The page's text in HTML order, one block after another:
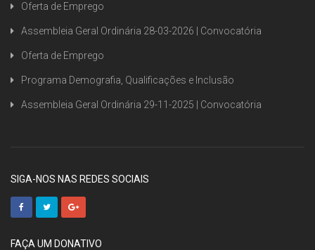
Oferta de Emprego
Assembleia Geral Ordinária 28-03-2026 | Convocatória
Oferta de Emprego
Programa Demografia, Qualificações e Inclusão
Assembleia Geral Ordinária 29-11-2025 | Convocatória
SIGA-NOS NAS REDES SOCIAIS
FAÇA UM DONATIVO